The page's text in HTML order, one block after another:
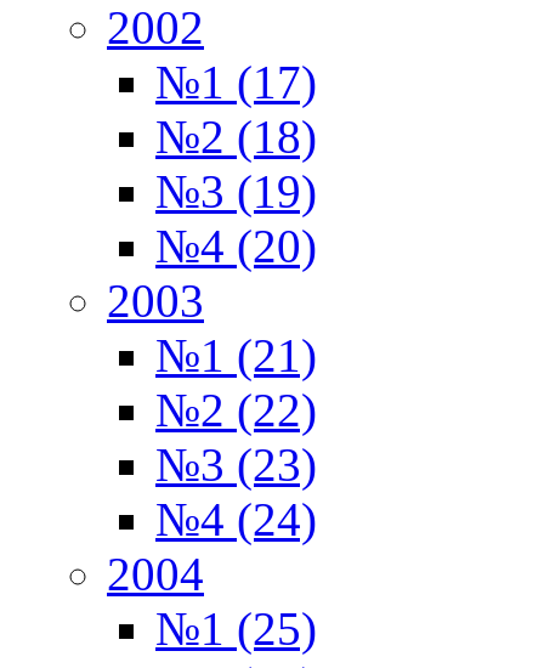
2002
№1 (17)
№2 (18)
№3 (19)
№4 (20)
2003
№1 (21)
№2 (22)
№3 (23)
№4 (24)
2004
№1 (25)